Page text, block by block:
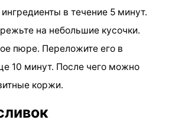
в течение 5 минут.
на небольшие кусочки.
пюре. Переложите его в
10 минут. После чего можно
коржи.